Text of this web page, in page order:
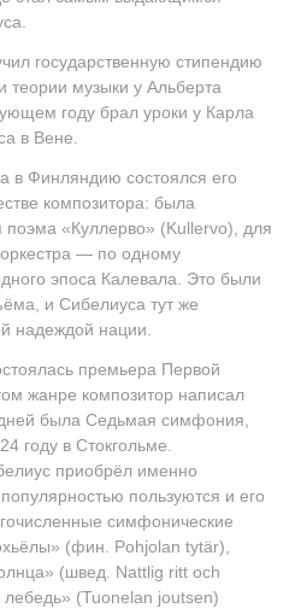
государственную стипендию
теории музыки у Альберта
году брал уроки у Карла
в Вене.
в Финляндию состоялся его
композитора: была
«Куллерво» (Kullervo), для
— по одному
эпоса Калевала. Это были
и Сибелиуса тут же
надеждой нации.
премьера Первой
жанре композитор написал
была Седьмая симфония,
году в Стокгольме.
приобрёл именно
пользуются и его
симфонические
(фин. Pohjolan tytär),
(швед. Nattlig ritt och
(Tuonelan joutsen)